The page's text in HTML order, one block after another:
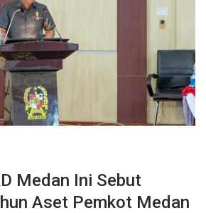
Medan Ini Sebut
Aset Pemkot Medan